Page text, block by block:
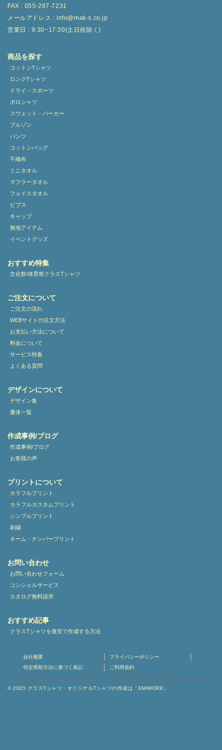
FAX : 055-287-7231
メールアドレス : info@mak-s.co.jp
営業日 : 9:30~17:30(土日祝除く)
商品を探す
コットンTシャツ
ロングTシャツ
ドライ・スポーツ
ポロシャツ
スウェット・パーカー
ブルゾン
パンツ
コットンバッグ
不織布
ミニタオル
マフラータオル
フェイスタオル
ビブス
キャップ
無地アイテム
イベントグッズ
おすすめ特集
文化祭/体育祭クラスTシャツ
ご注文について
ご注文の流れ
WEBサイトの注文方法
お支払い方法について
料金について
サービス特集
よくある質問
デザインについて
デザイン集
書体一覧
作成事例/ブログ
作成事例/ブログ
お客様の声
プリントについて
カラフルプリント
カラフルカスタムプリント
シンプルプリント
刺繍
ネーム・ナンバープリント
お問い合わせ
お問い合わせフォーム
コンシェルサービス
カタログ無料請求
おすすめ記事
クラスTシャツを激安で作成する方法
会社概要
プライバシーポリシー
特定商取引法に基づく表記
ご利用規約
© 2025 クラスTシャツ・オリジナルTシャツの作成は「EMIMORE」